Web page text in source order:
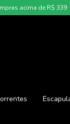
acima de R$ 339